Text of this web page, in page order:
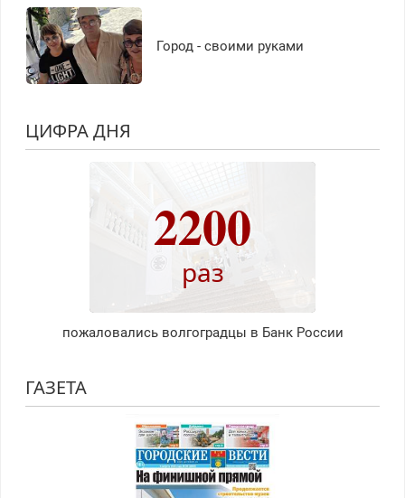
Город - своими руками
ЦИФРА ДНЯ
2200
раз
пожаловались волгоградцы в Банк России
ГАЗЕТА